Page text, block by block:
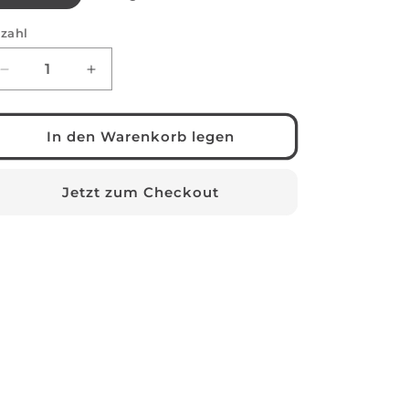
Verringere
die
Menge
MMM
Erhöhe
die
Menge
für
MMM
In den Warenkorb legen
Jetzt zum Checkout